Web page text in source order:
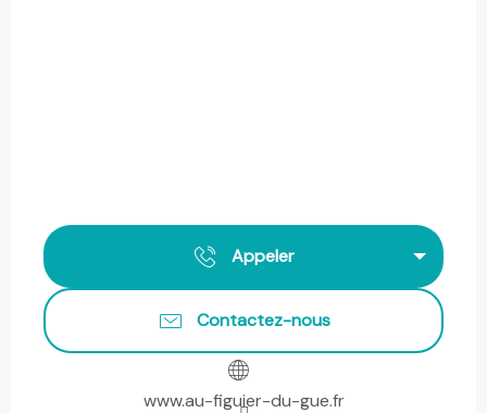
Appeler
Contactez-nous
www.au-figuier-du-gue.fr